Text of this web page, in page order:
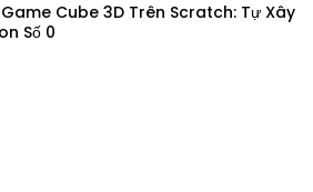
Cube 3D Trên Scratch: Tự Xây
Số 0